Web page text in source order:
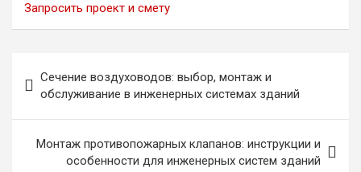
Запросить проект и смету
по
записям
Сечение воздуховодов: выбор, монтаж и
обслуживание в инженерных системах зданий
Монтаж противопожарных клапанов: инструкции и
особенности для инженерных систем зданий